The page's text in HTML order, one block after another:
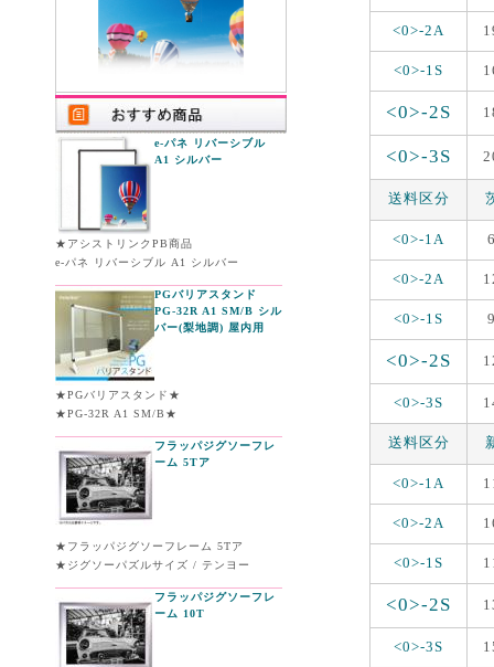
e-パネ リバーシブル
A1 シルバー
★アシストリンクPB商品
e-パネ リバーシブル A1 シルバー
PGバリアスタンド
PG-32R A1 SM/B シル
バー(梨地調) 屋内用
★PGバリアスタンド★
★PG-32R A1 SM/B★
フラッパジグソーフレ
ーム 5Tア
★フラッパジグソーフレーム 5Tア
★ジグソーパズルサイズ / テンヨー
フラッパジグソーフレ
ーム 10T
<0>-2A
<0>-1S
<0>-2S
<0>-3S
送料区分
<0>-1A
<0>-2A
<0>-1S
<0>-2S
<0>-3S
送料区分
<0>-1A
<0>-2A
<0>-1S
<0>-2S
<0>-3S